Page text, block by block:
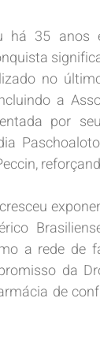
há 35
no
a
por
a rede de
da
de